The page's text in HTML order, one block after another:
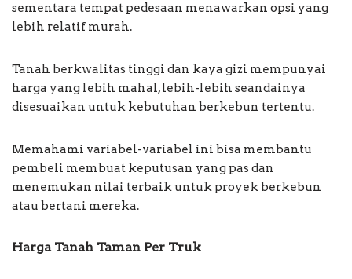
sementara tempat pedesaan menawarkan opsi yang
lebih relatif murah.
Tanah berkwalitas tinggi dan kaya gizi mempunyai
harga yang lebih mahal, lebih-lebih seandainya
disesuaikan untuk kebutuhan berkebun tertentu.
Memahami variabel-variabel ini bisa membantu
pembeli membuat keputusan yang pas dan
menemukan nilai terbaik untuk proyek berkebun
atau bertani mereka.
Harga Tanah Taman Per Truk